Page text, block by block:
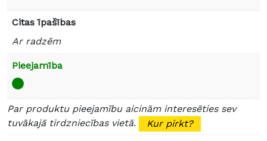
Citas īpašības
Ar radzēm
Pieejamība
Par produktu pieejamību aicinām interesēties sev
tuvākajā tirdzniecības vietā.
Kur pirkt?